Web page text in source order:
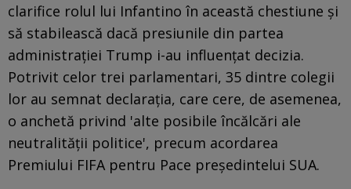
clarifice rolul lui Infantino în această chestiune și
să stabilească dacă presiunile din partea
administrației Trump i-au influențat decizia.
Potrivit celor trei parlamentari, 35 dintre colegii
lor au semnat declarația, care cere, de asemenea,
o anchetă privind 'alte posibile încălcări ale
neutralității politice', precum acordarea
Premiului FIFA pentru Pace președintelui SUA.